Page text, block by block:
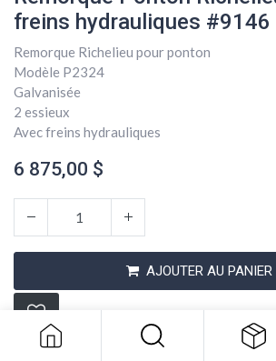
freins hydrauliques #9146
Remorque Richelieu pour ponton
Modèle P2324
Galvanisée
2 essieux
Avec freins hydrauliques
6 875,00 $
AJOUTER AU PANIER
Remorque Ponton
freins hydrauliques #9146